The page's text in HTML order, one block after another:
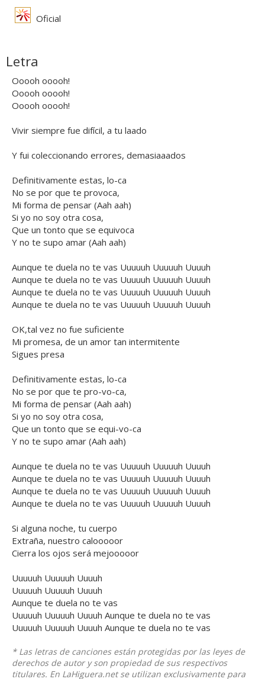
Oficial
Letra
Ooooh ooooh!
Ooooh ooooh!
Ooooh ooooh!
Vivir siempre fue difícil, a tu laado
Y fui coleccionando errores, demasiaaados
Definitivamente estas, lo-ca
No se por que te provoca,
Mi forma de pensar (Aah aah)
Si yo no soy otra cosa,
Que un tonto que se equivoca
Y no te supo amar (Aah aah)
Aunque te duela no te vas Uuuuuh Uuuuuh Uuuuh
Aunque te duela no te vas Uuuuuh Uuuuuh Uuuuh
Aunque te duela no te vas Uuuuuh Uuuuuh Uuuuh
Aunque te duela no te vas Uuuuuh Uuuuuh Uuuuh
OK,tal vez no fue suficiente
Mi promesa, de un amor tan intermitente
Sigues presa
Definitivamente estas, lo-ca
No se por que te pro-vo-ca,
Mi forma de pensar (Aah aah)
Si yo no soy otra cosa,
Que un tonto que se equi-vo-ca
Y no te supo amar (Aah aah)
Aunque te duela no te vas Uuuuuh Uuuuuh Uuuuh
Aunque te duela no te vas Uuuuuh Uuuuuh Uuuuh
Aunque te duela no te vas Uuuuuh Uuuuuh Uuuuh
Aunque te duela no te vas Uuuuuh Uuuuuh Uuuuh
Si alguna noche, tu cuerpo
Extraña, nuestro calooooor
Cierra los ojos será mejooooor
Uuuuuh Uuuuuh Uuuuh
Uuuuuh Uuuuuh Uuuuh
Aunque te duela no te vas
Uuuuuh Uuuuuh Uuuuh Aunque te duela no te vas
Uuuuuh Uuuuuh Uuuuh Aunque te duela no te vas
* Las letras de canciones están protegidas por las leyes de
derechos de autor y son propiedad de sus respectivos
titulares. En LaHiguera.net se utilizan exclusivamente para